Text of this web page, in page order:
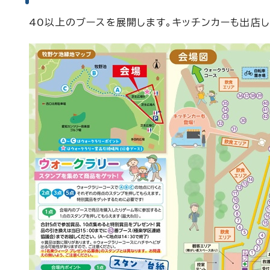
40以上のブースを展開します。キッチンカーも出店し